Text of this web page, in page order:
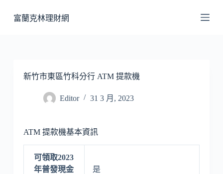
至
富蘭克林理財網
新竹市東區竹科分行 ATM 提款機
Editor 31 3 月, 2023
ATM 提款機基本資訊
可領取2023
年普發現金
是